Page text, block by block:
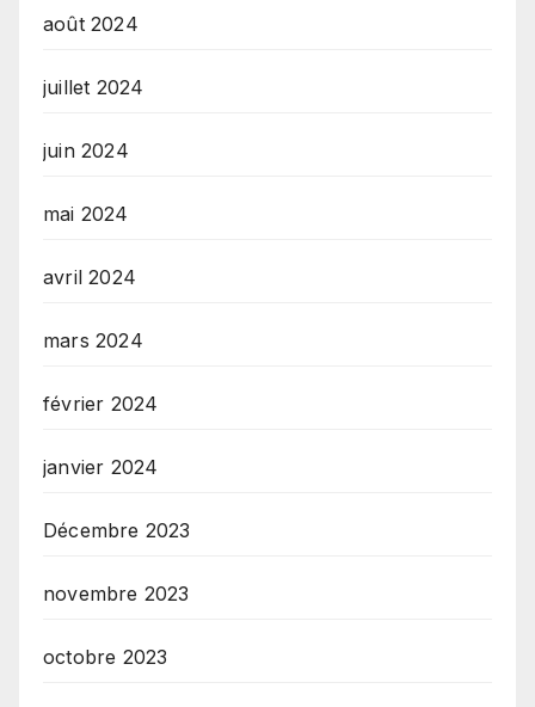
août 2024
juillet 2024
juin 2024
mai 2024
avril 2024
mars 2024
février 2024
janvier 2024
Décembre 2023
novembre 2023
octobre 2023